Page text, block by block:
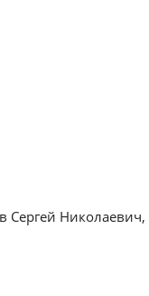
Николаевич,